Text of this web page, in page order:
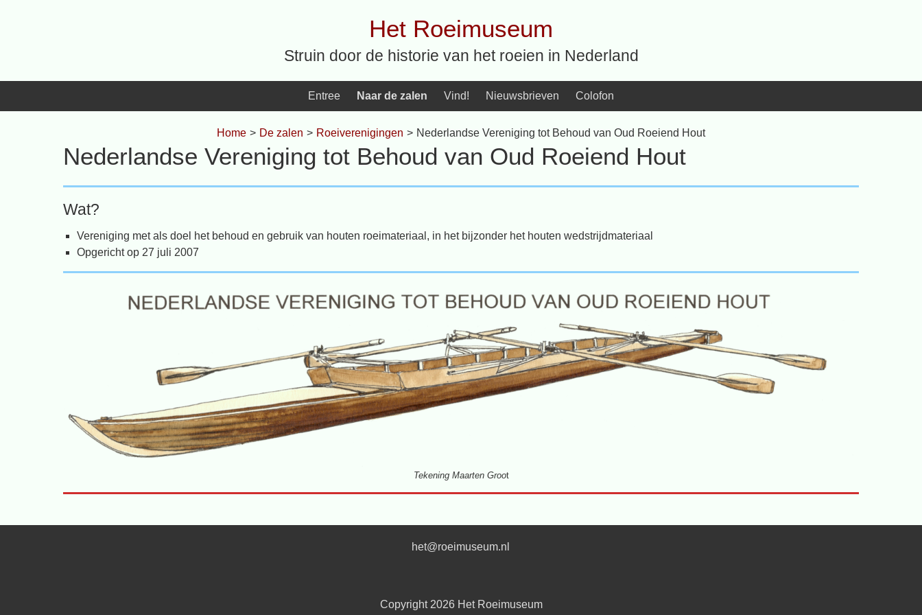
Het Roeimuseum
Struin door de historie van het roeien in Nederland
Entree Naar de zalen Vind! Nieuwsbrieven Colofon
Home > De zalen > Roeiverenigingen > Nederlandse Vereniging tot Behoud van Oud Roeiend Hout
Nederlandse Vereniging tot Behoud van Oud Roeiend Hout
Wat?
Vereniging met als doel het behoud en gebruik van houten roeimateriaal, in het bijzonder het houten wedstrijdmateriaal
Opgericht op 27 juli 2007
Tekening Maarten Groot
het@roeimuseum.nl
Copyright 2026 Het Roeimuseum